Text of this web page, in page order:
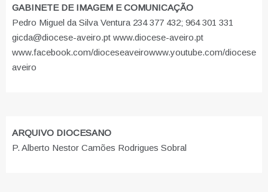
GABINETE DE IMAGEM E COMUNICAÇÃO
Pedro Miguel da Silva Ventura 234 377 432; 964 301 331
gicda@diocese-aveiro.pt www.diocese-aveiro.pt
www.facebook.com/dioceseaveirowww.youtube.com/diocese
aveiro
ARQUIVO DIOCESANO
P. Alberto Nestor Camões Rodrigues Sobral